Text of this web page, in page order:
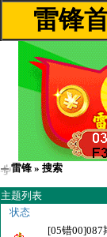
雷锋
雷锋 » 搜索
主题列表
状态
[05错